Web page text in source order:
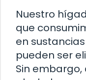
Nuestro
que
en
pueden ser
Sin